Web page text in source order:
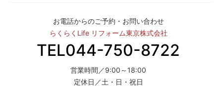
お電話からのご予約・お問い合わせ
らくらくLife リフォーム東京株式会社
TEL044-750-8722
営業時間／9:00～18:00
定休日／土・日・祝日